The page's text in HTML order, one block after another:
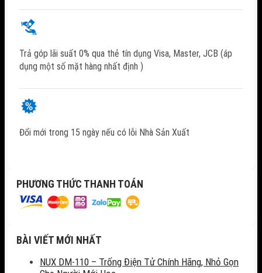
Trả góp lãi suất 0% qua thẻ tín dụng Visa, Master, JCB (áp
dụng một số mặt hàng nhất định )
Đổi mới trong 15 ngày nếu có lỗi Nhà Sản Xuất
PHƯƠNG THỨC THANH TOÁN
BÀI VIẾT MỚI NHẤT
NUX DM-110 – Trống Điện Tử Chính Hãng, Nhỏ Gọn